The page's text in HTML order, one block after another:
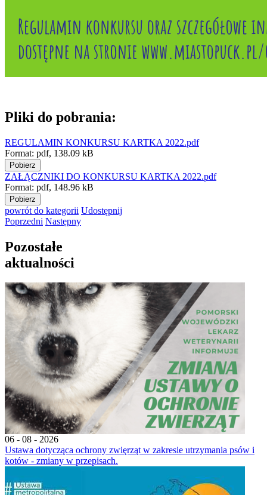
Pliki do pobrania:
REGULAMIN KONKURSU KARTKA 2022.pdf
Format: pdf, 138.09 kB
Pobierz
ZAŁĄCZNIKI DO KONKURSU KARTKA 2022.pdf
Format: pdf, 148.96 kB
Pobierz
powrót do kategorii Udostępnij
Poprzedni Następny
Pozostałe
aktualności
06 - 08 - 2026
Ustawa dotycząca ochrony zwięrząt w zakresie utrzymania psów i
kotów - zmiany w przepisach.